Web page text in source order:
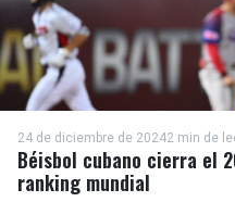
24 de diciembre de 20242 min de
Béisbol cubano cierra el
ranking mundial